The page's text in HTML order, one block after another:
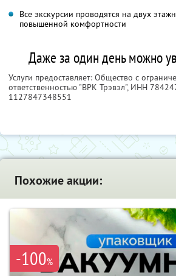
Все экскурсии проводятся на двух
повышенной комфортности
Даже за один день можно
Услуги предоставляет: Общество с
ответственностью "ВРК Трэвэл", ИНН
1127847348551
Похожие акции:
-100%